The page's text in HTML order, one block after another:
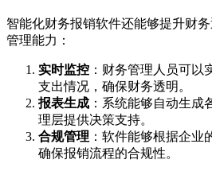
智能化财务报销软件还能够提升财
管理能力：
实时监控 ：财务管理人员可以
支出情况，确保财务透明。
报表生成 ：系统能够自动生成
理层提供决策支持。
合规管理 ：软件能够根据企业
确保报销流程的合规性。